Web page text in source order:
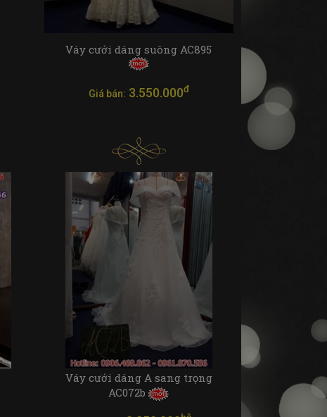
Váy cưới dáng suông AC895
Giá bán: 3.550.000đ
Váy cưới dáng A sang trọng
AC072b